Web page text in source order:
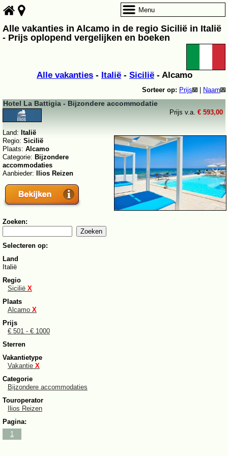
Alle vakanties in Alcamo in de regio Sicilië in Italië
- Prijs oplopend vergelijken en boeken
Alle vakanties - Italië - Sicilië - Alcamo
Sorteer op: Prijs Naam
Hotel La Battigia - Bijzondere accommodatie
Prijs v.a. € 593,00
Land: Italië
Regio: Sicilië
Plaats: Alcamo
Categorie: Bijzondere
accommodaties
Aanbieder:
Ilios Reizen
Zoeken:
Selecteren op:
Land
Italië
Regio
Sicilië X
Plaats
Alcamo X
Prijs
€ 501 - € 1000
Sterren
Vakantietype
Vakantie X
Categorie
Bijzondere accommodaties
Touroperator
Ilios Reizen
Pagina:
1
Menu